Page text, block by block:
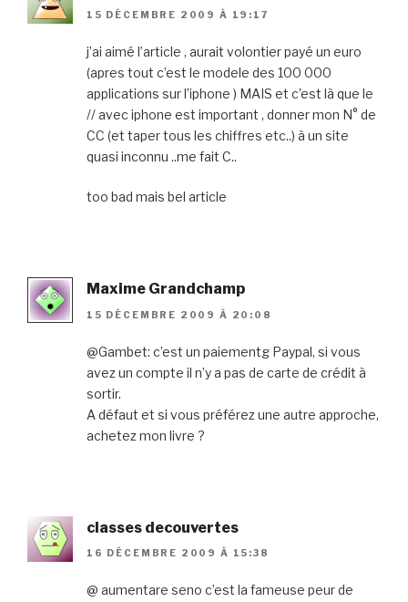
15 DÉCEMBRE 2009 À 19:17
j’ai aimé l’article , aurait volontier payé un euro
(apres tout c’est le modele des 100 000
applications sur l’iphone ) MAIS et c’est là que le
// avec iphone est important , donner mon N° de
CC (et taper tous les chiffres etc..) à un site
quasi inconnu ..me fait C..
too bad mais bel article
Maxime Grandchamp
15 DÉCEMBRE 2009 À 20:08
@Gambet: c’est un paiementg Paypal, si vous
avez un compte il n’y a pas de carte de crédit à
sortir.
A défaut et si vous préférez une autre approche,
achetez mon livre ?
classes decouvertes
16 DÉCEMBRE 2009 À 15:38
@ aumentare seno c’est la fameuse peur de